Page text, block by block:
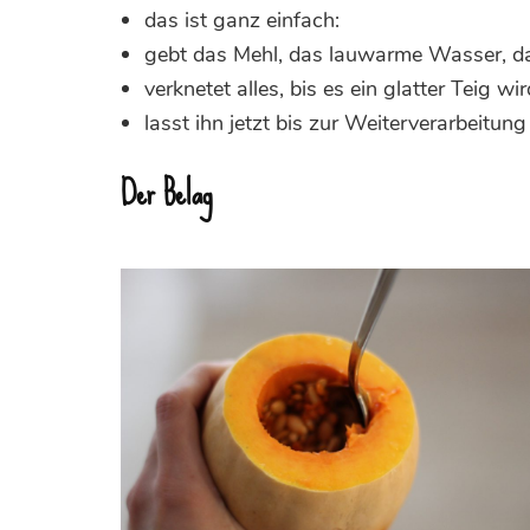
das ist ganz einfach:
gebt das Mehl, das lauwarme Wasser,
verknetet alles, bis es ein glatter Teig
lasst ihn jetzt bis zur
Der Belag